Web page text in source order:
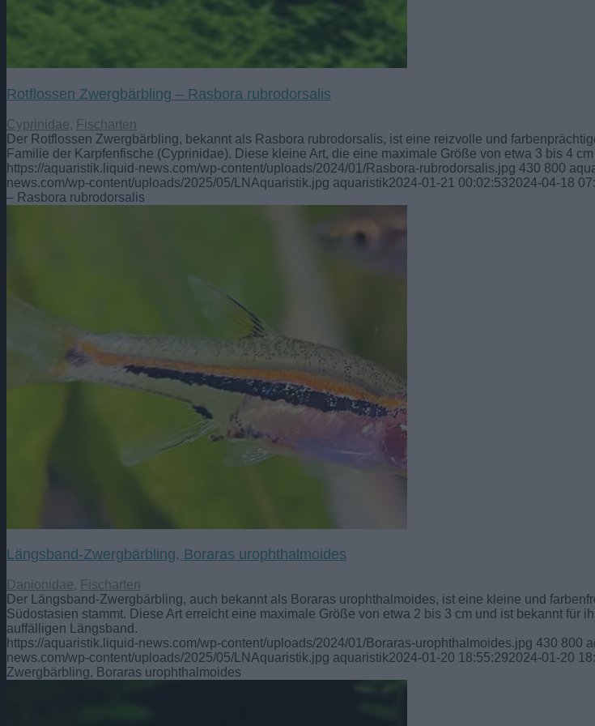
Rotflossen Zwergbärbling – Rasbora rubrodorsalis
Cyprinidae, Fischarten
Der Rotflossen Zwergbärbling, bekannt als Rasbora rubrodorsalis, ist eine reizvolle und
Familie der Karpfenfische (Cyprinidae). Diese kleine Art, die eine maximale Größe von etwa 3 bis 4
https://aquaristik.liquid-news.com/wp-content/uploads/2024/01/Rasbora-rubrodorsalis.jpg 430 800
news.com/wp-content/uploads/2025/05/LNAquaristik.jpg aquaristik2024-01-21 00:02:532024-04-18
– Rasbora rubrodorsalis
Längsband-Zwergbärbling, Boraras urophthalmoides
Danionidae, Fischarten
Der Längsband-Zwergbärbling, auch bekannt als Boraras urophthalmoides, ist eine kleine und
Südostasien stammt. Diese Art erreicht eine maximale Größe von etwa 2 bis 3 cm und ist bekannt für
auffälligen Längsband.
https://aquaristik.liquid-news.com/wp-content/uploads/2024/01/Boraras-urophthalmoides.jpg 430 800
news.com/wp-content/uploads/2025/05/LNAquaristik.jpg aquaristik2024-01-20 18:55:292024-01-20
Zwergbärbling, Boraras urophthalmoides